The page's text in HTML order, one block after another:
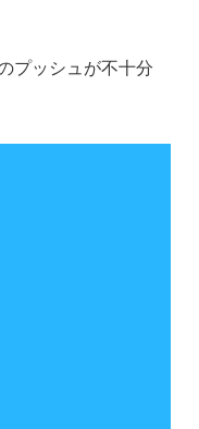
プッシュが不十分